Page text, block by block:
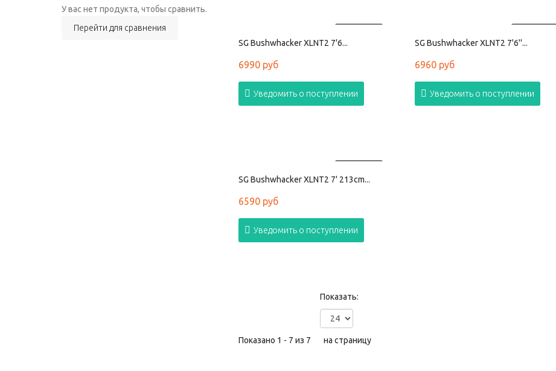
SG Bushwhacker XLNT2 7'6...
6990 руб
Уведомить о поступлении
SG Bushwhacker XLNT2 7'6''...
6960 руб
Уведомить о поступлении
SG Bushwhacker XLNT2 7' 213cm...
6590 руб
Уведомить о поступлении
Показано 1 - 7 из 7
Показать:
на страницу
У вас нет продукта, чтобы сравнить.
Перейти для сравнения